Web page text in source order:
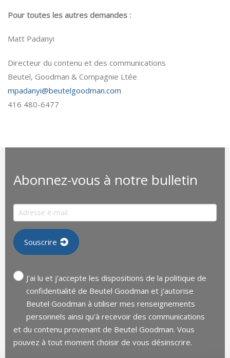
Pour toutes les autres demandes :
Matt Padanyi
Directeur du contenu et des communications
Beutel, Goodman & Compagnie Ltée
mpadanyi@beutelgoodman.com
416 480-6477
Abonnez-vous à notre bulletin
J'ai lu et j'accepte les dispositions de la politique de
confidentialité de Beutel Goodman et j'autorise
Beutel Goodman à utiliser mes renseignements
personnels ainsi qu'à recevoir des communications
et du contenu provenant de Beutel Goodman. Vous
pouvez à tout moment choisir de vous désinscrire.